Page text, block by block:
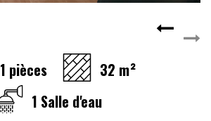
1 pièces
32 m²
1 Salle d'eau